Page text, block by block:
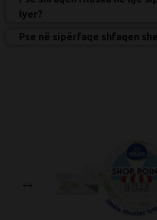
lyer?
Pse në sipërfaqe shfaqen